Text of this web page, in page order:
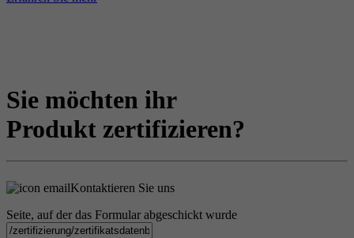
Sie möchten ihr
Produkt zertifizieren?
Kontaktieren Sie uns
Seite, auf der das Formular abgeschickt wurde